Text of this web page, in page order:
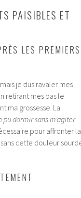
PAISIBLES ET
LES PREMIERS
je dus ravaler mes
retirant mes bas le
ma grossesse. La
pu dormir sans m’agiter
pour affronter la
cette douleur